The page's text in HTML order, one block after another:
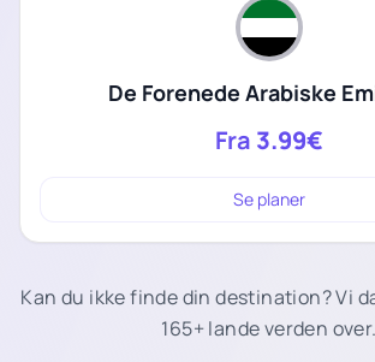
De Forenede Arabiske
Fra 3.99€
Se planer
Kan du ikke finde din destination? Vi
165+ lande verden over.